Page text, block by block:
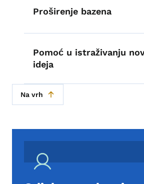
Proširenje bazena
Pomoć u istraživanju
ideja
Na vrh